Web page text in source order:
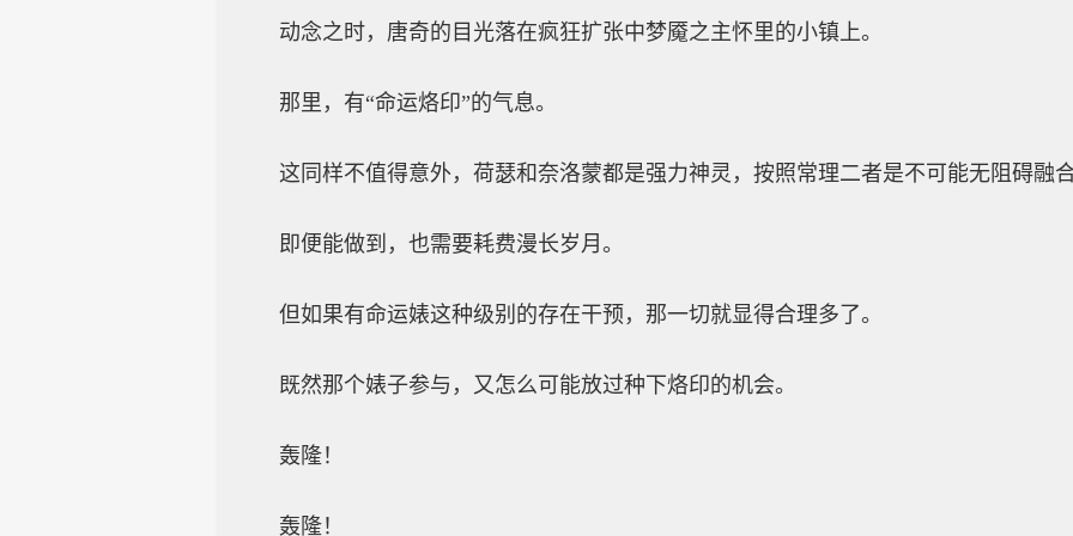
动念之时，唐奇的目光落在疯狂扩张中梦魇之主怀里的小镇上。
那里，有“命运烙印”的气息。
这同样不值得意外，荷瑟和奈洛蒙都是强力神灵，按照常理二者是不可能无阻碍融合
即便能做到，也需要耗费漫长岁月。
但如果有命运婊这种级别的存在干预，那一切就显得合理多了。
既然那个婊子参与，又怎么可能放过种下烙印的机会。
轰隆！
轰隆！